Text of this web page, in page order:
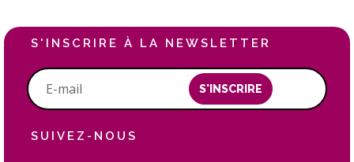
S'INSCRIRE À LA NEWSLETTER
S'INSCRIRE
SUIVEZ-NOUS